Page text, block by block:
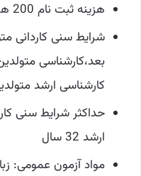
هزینه ثبت نام 200 هزار تومان
کارشناسی ارشد متولدین 1371/02/27 و
ارشد 32 سال
مواد آزمون عمومی: